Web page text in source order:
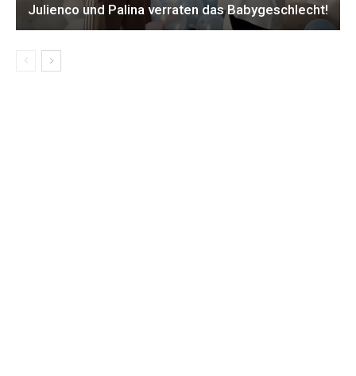
Julienco und Palina verraten das Babygeschlecht!